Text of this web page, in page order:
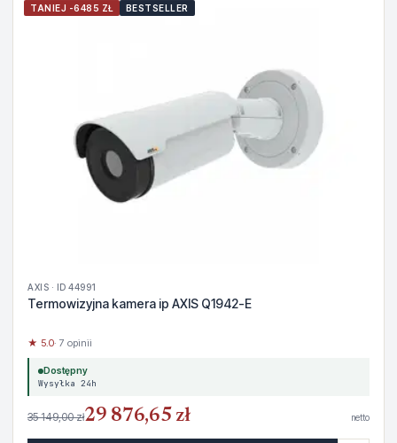
TANIEJ -6485 ZŁ BESTSELLER
AXIS · ID 44991
Termowizyjna kamera ip AXIS Q1942-E
★ 5.0· 7 opinii
Dostępny
Wysyłka 24h
35 149,00 zł29 876,65 zł netto